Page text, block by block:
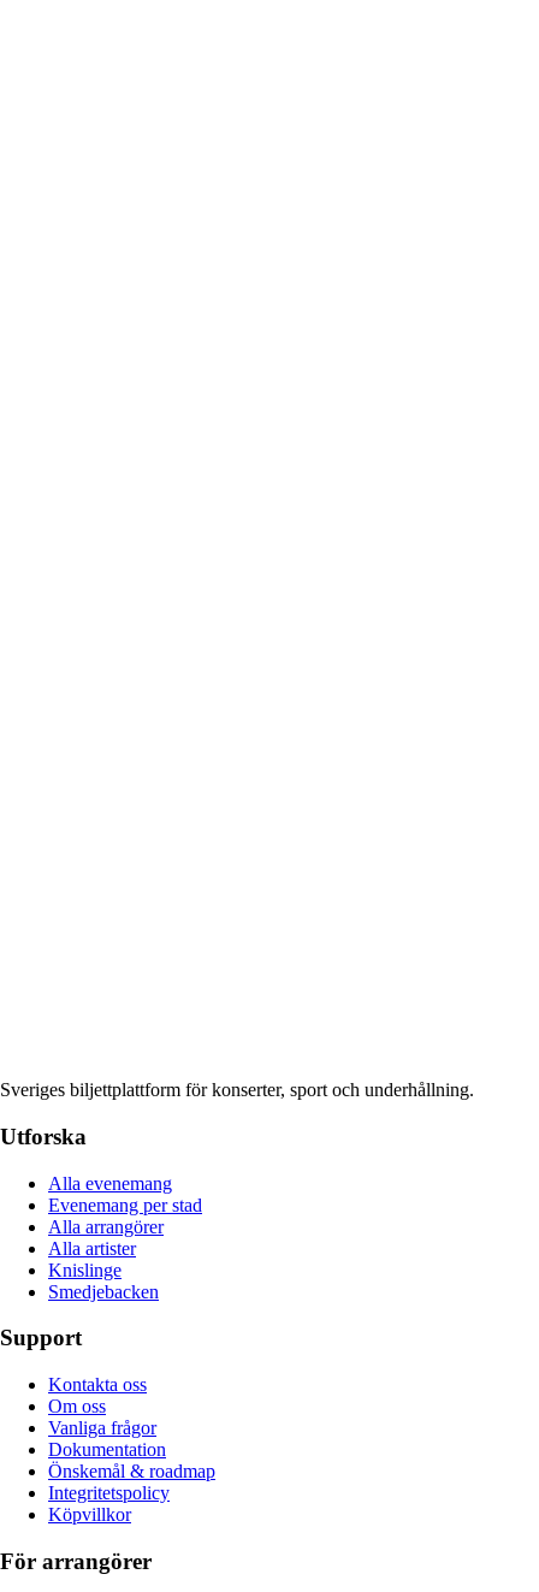
Sveriges biljettplattform för konserter, sport och underhållning.
Utforska
Alla evenemang
Evenemang per stad
Alla arrangörer
Alla artister
Knislinge
Smedjebacken
Support
Kontakta oss
Om oss
Vanliga frågor
Dokumentation
Önskemål & roadmap
Integritetspolicy
Köpvillkor
För arrangörer